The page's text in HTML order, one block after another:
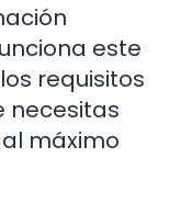
este
requisitos
necesitas
máximo